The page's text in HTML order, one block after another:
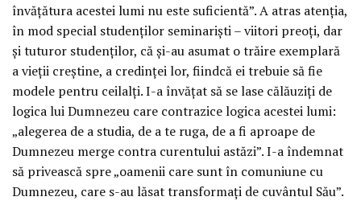
învățătura acestei lumi nu este suficientă”. A atras atenția,
în mod special studenților seminariști – viitori preoți, dar
și tuturor studenților, că și-au asumat o trăire exemplară
a vieții creștine, a credinței lor, fiindcă ei trebuie să fie
modele pentru ceilalți. I-a învățat să se lase călăuziți de
logica lui Dumnezeu care contrazice logica acestei lumi:
„alegerea de a studia, de a te ruga, de a fi aproape de
Dumnezeu merge contra curentului astăzi”. I-a îndemnat
să privească spre „oamenii care sunt în comuniune cu
Dumnezeu, care s-au lăsat transformați de cuvântul Său”.